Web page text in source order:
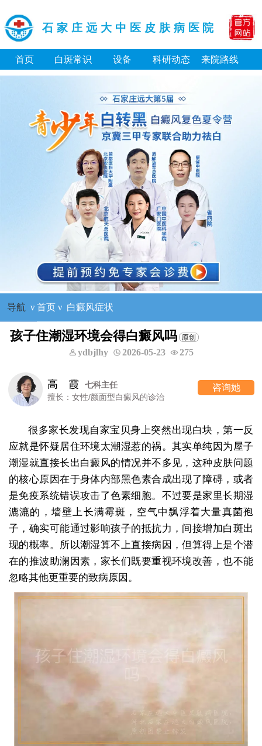
石家庄远大中医皮肤病医院
首页 白斑常识 设备 科研动态 来院路线
导航 ν 首页ν 白癜风症状
孩子住潮湿环境会得白癜风吗
ydbjlhy 2026-05-23 275
高 霞
七科主任
擅长：女性/颜面型白癜风的诊治
咨询她
很多家长发现自家宝贝身上突然出现白块，第一反
应就是怀疑居住环境太潮湿惹的祸。其实单纯因为屋子
潮湿就直接长出白癜风的情况并不多见，这种皮肤问题
的核心原因在于身体内部黑色素合成出现了障碍，或者
是免疫系统错误攻击了色素细胞。不过要是家里长期湿
漉漉的，墙壁上长满霉斑，空气中飘浮着大量真菌孢
子，确实可能通过影响孩子的抵抗力，间接增加白斑出
现的概率。所以潮湿算不上直接病因，但算得上是个潜
在的推波助澜因素，家长们既要重视环境改善，也不能
忽略其他更重要的致病原因。